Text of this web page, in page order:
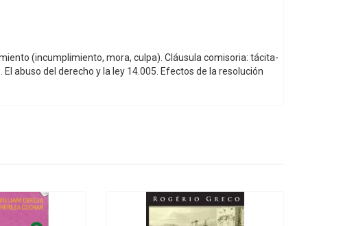
(incumplimiento, mora, culpa). Cláusula comisoria: tácita-
abuso del derecho y la ley 14.005. Efectos de la resolución